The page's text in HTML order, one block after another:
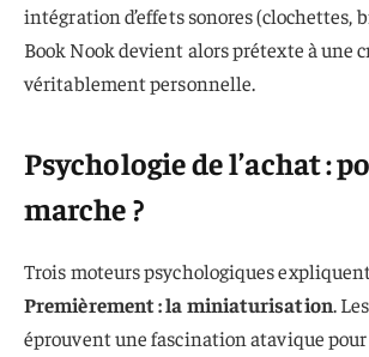
intégration d’effets sonores (clochettes,
Book Nook devient alors prétexte à une
véritablement personnelle.
Psychologie de l’achat :
marche ?
Trois moteurs psychologiques
Premièrement : la miniaturisation.
éprouvent une fascination atavique